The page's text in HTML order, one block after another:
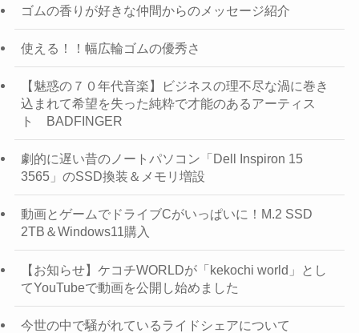
ゴムの香りが好きな仲間からのメッセージ紹介
使える！！幅広輪ゴムの優秀さ
【魅惑の７０年代音楽】ビジネスの理不尽な渦に巻き
込まれて希望を失った純粋で才能のあるアーティス
ト BADFINGER
劇的に遅い昔のノートパソコン「Dell Inspiron 15
3565」のSSD換装＆メモリ増設
動画とゲームでドライブCがいっぱいに！M.2 SSD
2TB＆Windows11購入
【お知らせ】ケコチWORLDが「kekochi world」とし
てYouTubeで動画を公開し始めました
今世の中で騒がれているライドシェアについて